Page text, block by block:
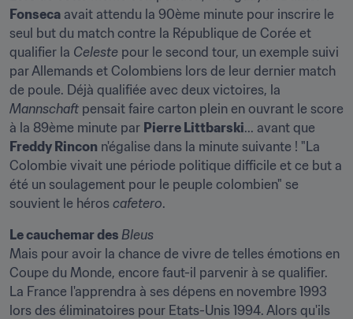
Fonseca avait attendu la 90ème minute pour inscrire le
seul but du match contre la République de Corée et
qualifier la Celeste pour le second tour, un exemple suivi
par Allemands et Colombiens lors de leur dernier match
Mannschaft pensait faire carton plein en ouvrant le score
à la 89ème minute par Pierre Littbarski
Freddy Rincon n'égalise dans la minute suivante ! "La
Colombie vivait une période politique difficile et ce but a
été un soulagement pour le peuple colombien" se
souvient le héros cafetero.
Le cauchemar des Bleus
Mais pour avoir la chance de vivre de telles émotions en
Coupe du Monde, encore faut-il parvenir à se qualifier.
La France l'apprendra à ses dépens en novembre 1993
lors des éliminatoires pour Etats-Unis 1994. Alors qu'ils